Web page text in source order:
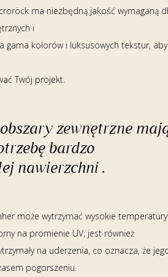
ma niezbędną jakość wymaganą
i
gama kolorów i luksusowych tekstur, aby
Twój projekt.
zewnętrzne
bardzo
nawierzchni .
może wytrzymać wysokie temperatury
na promienie UV, jest również
na uderzenia, co oznacza, że
pogorszeniu.